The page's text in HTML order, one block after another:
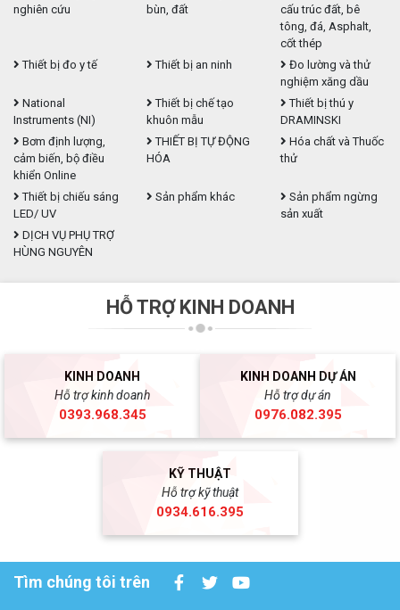
nghiên cứu
bùn, đất
cấu trúc đất, bê
tông, đá, Asphalt,
cốt thép
Thiết bị đo y tế
Thiết bị an ninh
Đo lường và thử
nghiệm xăng dầu
National
Instruments (NI)
Thiết bị chế tạo
khuôn mẫu
Thiết bị thú y
DRAMINSKI
Bơm định lượng,
cảm biến, bộ điều
khiển Online
THIẾT BỊ TỰ ĐỘNG
HÓA
Hóa chất và Thuốc
thử
Thiết bị chiếu sáng
LED/ UV
Sản phẩm khác
Sản phẩm ngừng
sản xuất
DỊCH VỤ PHỤ TRỢ
HÙNG NGUYÊN
HỖ TRỢ KINH DOANH
KINH DOANH
Hỗ trợ kinh doanh
0393.968.345
KINH DOANH DỰ ÁN
Hỗ trợ dự án
0976.082.395
KỸ THUẬT
Hỗ trợ kỹ thuật
0934.616.395
Tìm chúng tôi trên